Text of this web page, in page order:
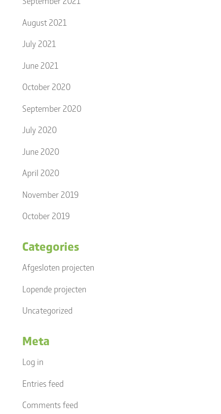
August 2021
July 2021
June 2021
October 2020
September 2020
July 2020
June 2020
April 2020
November 2019
October 2019
Categories
Afgesloten projecten
Lopende projecten
Uncategorized
Meta
Log in
Entries feed
Comments feed